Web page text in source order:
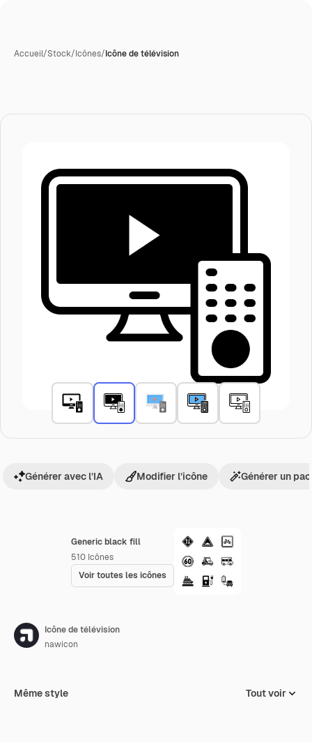
Accueil/Stock/Icônes/Icône de télévision
Generic black fill
510 Icônes
Voir toutes les icônes
Générer avec l’IA Modifier l’icône Générer un
Icône de télévision
nawicon
Même style Tout voir